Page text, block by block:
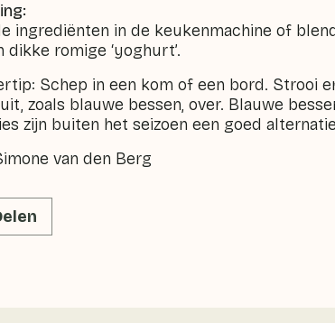
ingrediënten in de keukenmachine of
dikke romige ‘yoghurt’.
Schep in een kom of een bord. Strooi
zoals blauwe bessen, over. Blauwe
zijn buiten het seizoen een goed
van den Berg